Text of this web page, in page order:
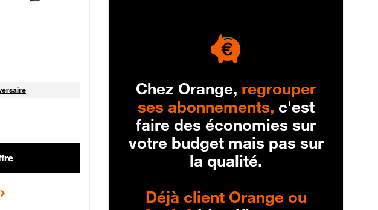
Chez Orange, regrouper
ses abonnements, c'est
faire des économies sur
votre budget mais pas sur
la qualité.
Déjà client Orange ou